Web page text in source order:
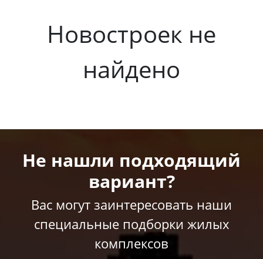
Новостроек не
найдено
Не нашли подходящий
вариант?
Вас могут заинтересовать наши
специальные подборки жилых
комплексов